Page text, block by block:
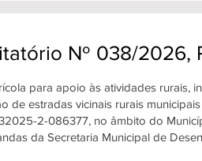
Nº 038/2026,
para apoio às atividades rurais,
de estradas vicinais rurais
2-086377, no âmbito do
da Secretaria Municipal de